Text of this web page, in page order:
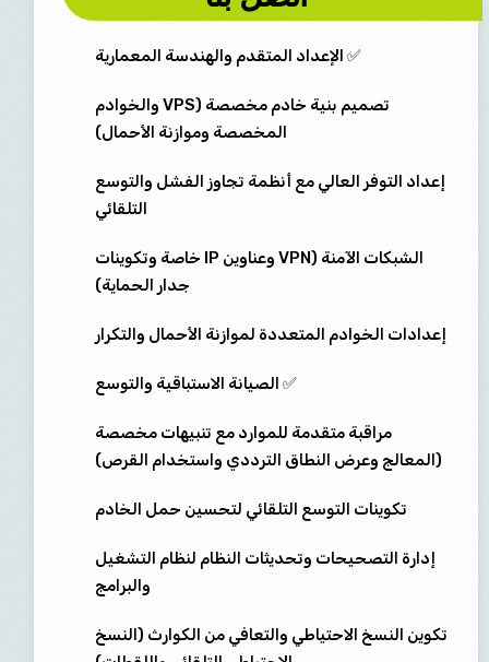
✅ الإعداد المتقدم والهندسة المعمارية
تصميم بنية خادم مخصصة (VPS والخوادم
المخصصة وموازنة الأحمال)
إعداد التوفر العالي مع أنظمة تجاوز الفشل والتوسع
التلقائي
الشبكات الآمنة (VPN وعناوين IP خاصة وتكوينات
جدار الحماية)
إعدادات الخوادم المتعددة لموازنة الأحمال والتكرار
✅ الصيانة الاستباقية والتوسع
مراقبة متقدمة للموارد مع تنبيهات مخصصة
(المعالج وعرض النطاق الترددي واستخدام القرص)
تكوينات التوسع التلقائي لتحسين حمل الخادم
إدارة التصحيحات وتحديثات النظام لنظام التشغيل
والبرامج
تكوين النسخ الاحتياطي والتعافي من الكوارث (النسخ